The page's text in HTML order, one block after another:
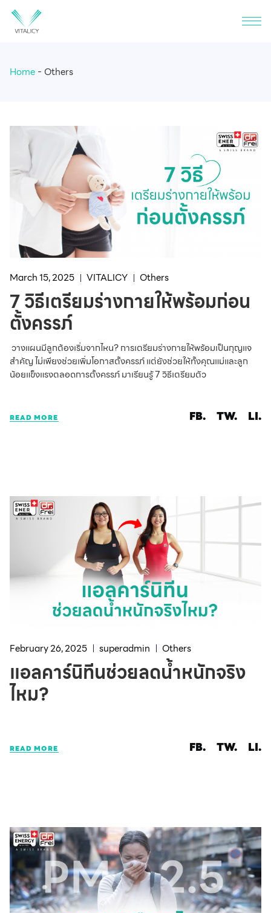
Home Others
March 15, 2025 VITALICY Others
7 วิธีเตรียมร่างกายให้พร้อมก่อน
ตั้งครรภ์
วางแผนมีลูกต้องเริ่มจากไหน? การเตรียมร่างกายให้พร้อมเป็นกุญแจ
สำคัญ ไม่เพียงช่วยเพิ่มโอกาสตั้งครรภ์ แต่ยังช่วยให้ทั้งคุณแม่และลูก
น้อยแข็งแรงตลอดการตั้งครรภ์ มาเรียนรู้ 7 วิธีเตรียมตัว
READ MORE FB. TW. LI.
February 26, 2025 superadmin Others
แอลคาร์นิทีนช่วยลดน้ำหนักจริง
ไหม?
READ MORE FB. TW. LI.